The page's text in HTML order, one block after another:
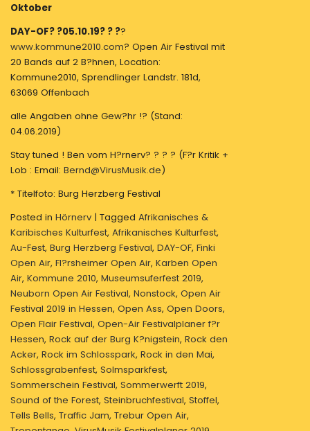
Oktober
DAY-OF? ?05.10.19? ? ??
www.kommune2010.com? Open Air Festival mit
20 Bands auf 2 B?hnen, Location:
Kommune2010, Sprendlinger Landstr. 181d,
63069 Offenbach
alle Angaben ohne Gew?hr !? (Stand:
04.06.2019)
Stay tuned ! Ben vom H?rnerv? ? ? ? (F?r Kritik +
Lob : Email: Bernd@VirusMusik.de)
* Titelfoto: Burg Herzberg Festival
Posted in Hörnerv | Tagged Afrikanisches &
Karibisches Kulturfest, Afrikanisches Kulturfest,
Au-Fest, Burg Herzberg Festival, DAY-OF, Finki
Open Air, Fl?rsheimer Open Air, Karben Open
Air, Kommune 2010, Museumsuferfest 2019,
Neuborn Open Air Festival, Nonstock, Open Air
Festival 2019 in Hessen, Open Ass, Open Doors,
Open Flair Festival, Open-Air Festivalplaner f?r
Hessen, Rock auf der Burg K?nigstein, Rock den
Acker, Rock im Schlosspark, Rock in den Mai,
Schlossgrabenfest, Solmsparkfest,
Sommerschein Festival, Sommerwerft 2019,
Sound of the Forest, Steinbruchfestival, Stoffel,
Tells Bells, Traffic Jam, Trebur Open Air,